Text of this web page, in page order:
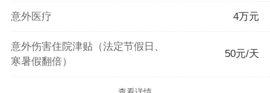
意外医疗 4万元
意外伤害住院津贴（法定节假日、
寒暑假翻倍）
50元/天